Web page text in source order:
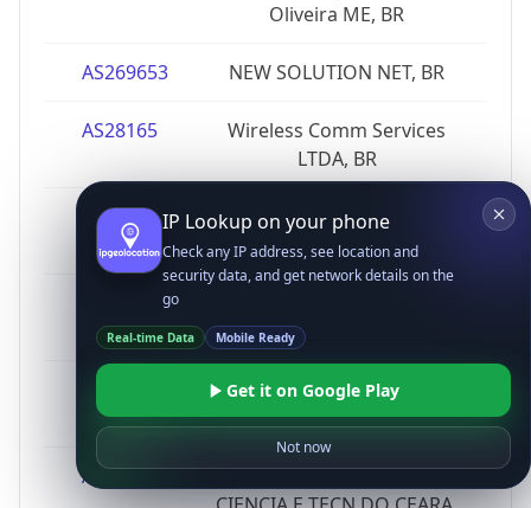
Oliveira ME, BR
AS269653 NEW SOLUTION NET, BR
AS28165
Wireless Comm Services
LTDA, BR
AS263876
SUPERIOR TRIBUNAL DE
JUSTICA, BR
AS264100
Liker Telecomunicacoes
Ltda, BR
AS263588
INSTITUTO FEDERAL DE EDU,
IP Lookup on your phone
Check any IP address, see location and
security data, and get network details on the
go
Real-time Data Mobile Ready
Get it on Google Play
Not now